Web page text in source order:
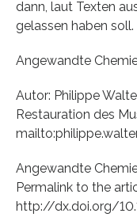
dann, laut Texten
gelassen haben soll.
Angewandte
Autor: Philippe
Restauration des
Angewandte
Permalink to the
http://dx.doi.org/